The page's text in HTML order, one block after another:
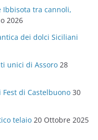
Ibbisota tra cannoli,
2026
dei dolci Siciliani
unici di Assoro 28
di Castelbuono 30
telaio 20 Ottobre 2025